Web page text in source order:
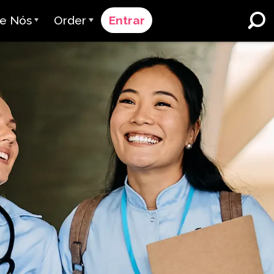
ClassLink
Esperto
Ellevation
Nós
Escolas e Distritos do Ensino
Fundamental e Médio
Imersão em Dupla Língua
English Learner Programs
Ensino Superior
Locais de trabalho
Equipe
& Avaliação
& Conformidade
Order
Processo de Pedido
Solicite um Orçamento
Contact Sales
Entre em Contato com o
Entrar